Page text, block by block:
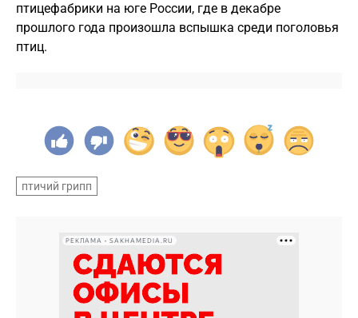
птицефабрики на юге России, где в декабре
прошлого года произошла вспышка среди поголовья
птиц.
птичий грипп
РЕКЛАМА • SAKHAMEDIA.RU